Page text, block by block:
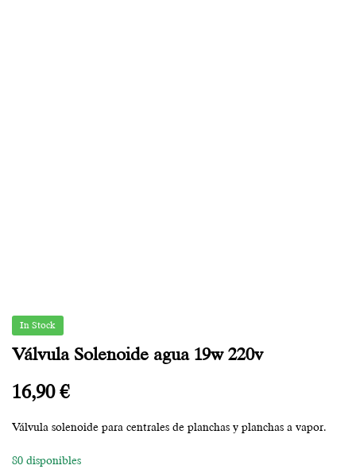
In Stock
Válvula Solenoide agua 19w 220v
16,90€
Válvula solenoide para centrales de planchas y planchas a vapor.
80 disponibles